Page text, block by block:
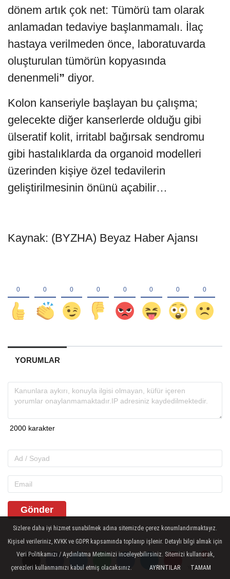
Yorumlar
Yorumlar
dönem artık çok net: Tümörü tam olarak
anlamadan tedaviye başlanmamalı. İlaç
hastaya verilmeden önce, laboratuvarda
oluşturulan tümörün kopyasında
denenmeli” diyor.
Kolon kanseriyle başlayan bu çalışma;
gelecekte diğer kanserlerde olduğu gibi
ülseratif kolit, irritabl bağırsak sendromu
gibi hastalıklarda da organoid modelleri
üzerinden kişiye özel tedavilerin
geliştirilmesinin önünü açabilir…
Kaynak: (BYZHA) Beyaz Haber Ajansı
YORUMLAR
Gönder
İLGINIZI ÇEKEBILIR
Sizlere daha iyi hizmet sunabilmek adına sitemizde çerez konumlandırmaktayız.
Kişisel verileriniz, KVKK ve GDPR kapsamında toplanıp işlenir. Detaylı bilgi almak için
Veri Politikamızı / Aydınlatma Metnimizi inceleyebilirsiniz. Sitemizi kullanarak,
çerezleri kullanmamızı kabul etmiş olacaksınız.
AYRINTILAR TAMAM